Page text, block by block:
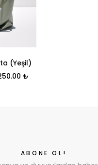
(Yeşil)
price was: 5,250.00 ₺.
₺
ABONE OL!